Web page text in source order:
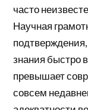
часто
Научная
подтверждения,
знания быстро
превышает
совсем